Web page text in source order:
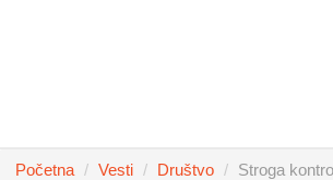
Početna Vesti Društvo Stroga